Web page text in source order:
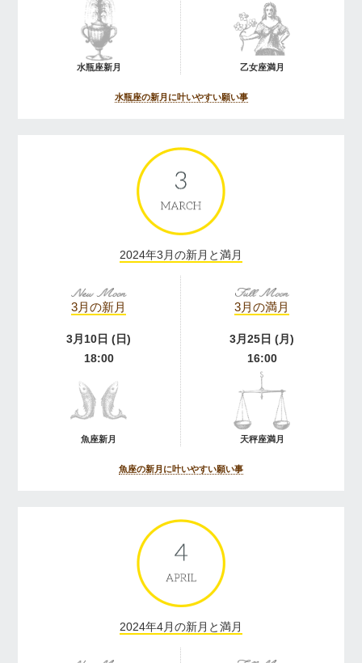
水瓶座新月 乙女座満月
水瓶座の新月に叶いやすい願い事
2024年3月の新月と満月
3月の新月
3月10日 (日)
18:00
魚座新月
3月の満月
3月25日 (月)
16:00
天秤座満月
魚座の新月に叶いやすい願い事
2024年4月の新月と満月